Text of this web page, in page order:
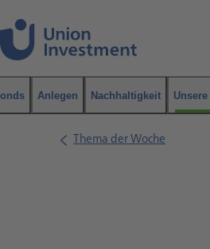
Navigation
InhaltAnlegen Nachhaltigkeit
Thema der Woche